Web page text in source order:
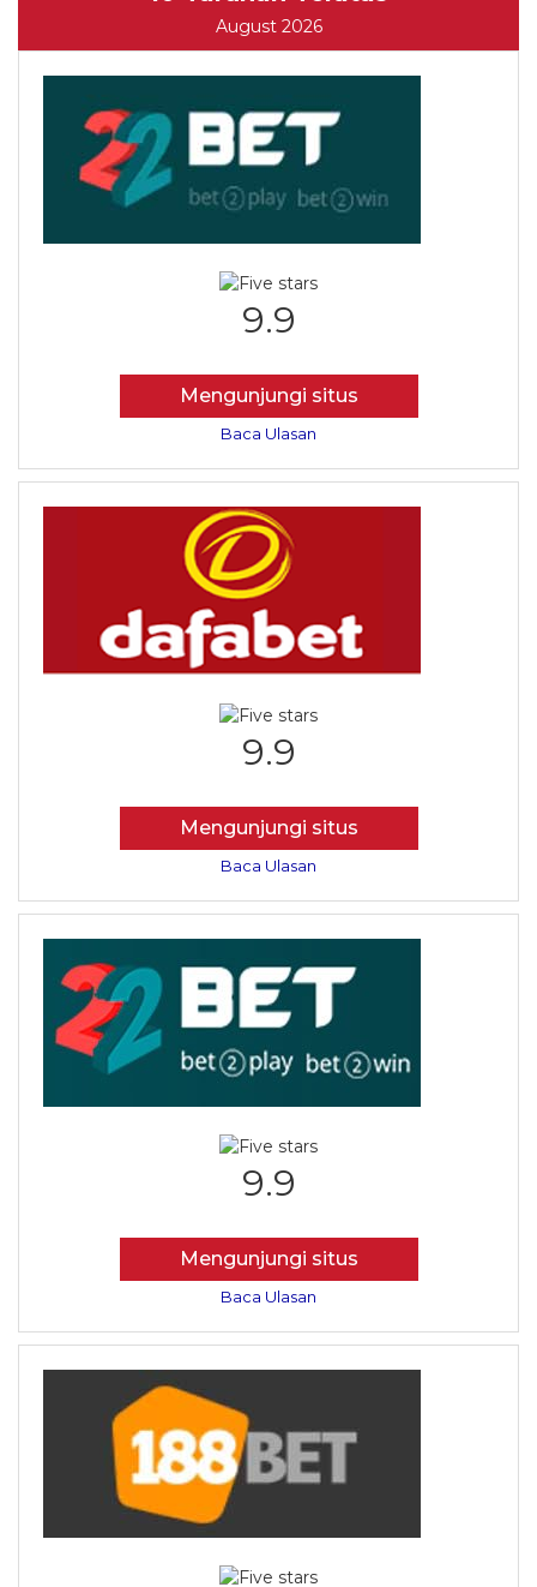
August 2026
9.9
Mengunjungi situs
Baca Ulasan
9.9
Mengunjungi situs
Baca Ulasan
9.9
Mengunjungi situs
Baca Ulasan